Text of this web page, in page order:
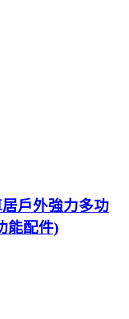
戶外強力多功
能配件)